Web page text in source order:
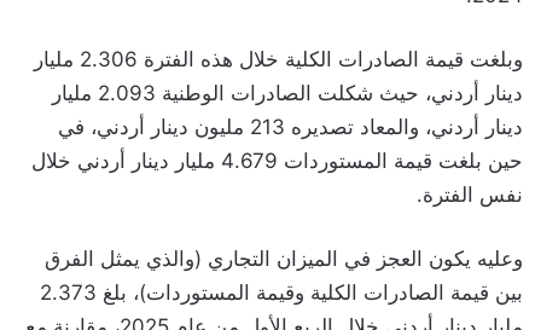
وبلغت قيمة الصادرات الكلية خلال هذه الفترة 2.306 مليار
دينار أردني، حيث شكلت الصادرات الوطنية 2.093 مليار
دينار أردني، والمعاد تصديره 213 مليون دينار أردني، في
حين بلغت قيمة المستوردات 4.679 مليار دينار أردني خلال
نفس الفترة.
وعليه يكون العجز في الميزان التجاري (والذي يمثل الفرق
بين قيمة الصادرات الكلية وقيمة المستوردات)، بلغ 2.373